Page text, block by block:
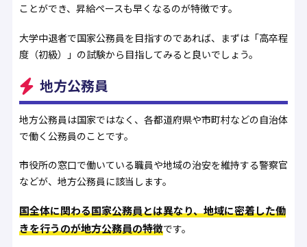
ことができ、昇給ペースも早くなるのが特徴です。
大学中退者で国家公務員を目指すのであれば、まずは「高卒程
度（初級）」の試験から目指してみると良いでしょう。
地方公務員
地方公務員は国家ではなく、各都道府県や市町村などの自治体
で働く公務員のことです。
市役所の窓口で働いている職員や地域の治安を維持する警察官
などが、地方公務員に該当します。
国全体に関わる国家公務員とは異なり、地域に密着した働
きを行うのが地方公務員の特徴です。